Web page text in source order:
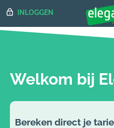
INLOGGEN
Welkom bij
Bereken direct je